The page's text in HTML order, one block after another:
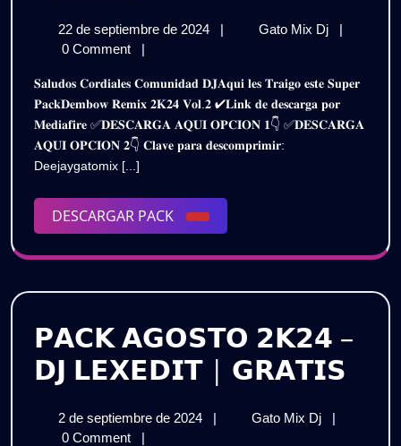
𝗥𝗘𝗠𝗜𝗫
𝟮𝗞𝟮𝟰
–
𝗩𝗢𝗟.𝟮
𝗚𝗥𝗔𝗧𝗜𝗦
22 de septiembre de 2024
22
de
2024
| Gato Mix Dj
𝗣𝗔𝗖𝗞
𝟮𝗞𝟮𝟰
–
𝗩𝗢𝗟.𝟮
|
0 Comment
|
𝐒𝐚𝐥𝐮𝐝𝐨𝐬 𝐂𝐨𝐫𝐝𝐢𝐚𝐥𝐞𝐬 𝐂𝐨𝐦𝐮𝐧𝐢𝐝𝐚𝐝 𝐃𝐉𝐀𝐪𝐮𝐢 𝐥𝐞𝐬 𝐓𝐫𝐚𝐢𝐠𝐨 𝐞𝐬𝐭𝐞 𝐒𝐮𝐩𝐞𝐫
𝐏𝐚𝐜𝐤𝐃𝐞𝐦𝐛𝐨𝐰 𝐑𝐞𝐦𝐢𝐱 𝟐𝐊𝟐𝟒 𝐕𝐨𝐥.𝟐 ✔𝐋𝐢𝐧𝐤 𝐝𝐞 𝐝𝐞𝐬𝐜𝐚𝐫𝐠𝐚 𝐩𝐨𝐫
𝐌𝐞𝐝𝐢𝐚𝐟𝐢𝐫𝐞 ✅𝐃𝐄𝐒𝐂𝐀𝐑𝐆𝐀 𝐀𝐐𝐔𝐈 𝐎𝐏𝐂𝐈𝐎𝐍 𝟏👇 ✅𝐃𝐄𝐒𝐂𝐀𝐑𝐆𝐀
𝐀𝐐𝐔𝐈 𝐎𝐏𝐂𝐈𝐎𝐍 𝟐👇 𝐂𝐥𝐚𝐯𝐞 𝐩𝐚𝐫𝐚 𝐝𝐞𝐬𝐜𝐨𝐦𝐩𝐫𝐢𝐦𝐢𝐫:
Deejaygatomix [...]
DESCARGAR PACK
DESCARGAR
PACK
𝗣𝗔𝗖𝗞 𝗔𝗚𝗢𝗦𝗧𝗢 𝟮𝗞𝟮𝟰 –
𝗗𝗝 𝗟𝗘𝗫𝗘𝗗𝗜𝗧 | 𝗚𝗥𝗔𝗧𝗜𝗦
2 de septiembre de 2024 | Gato Mix Dj
𝗣𝗔𝗖𝗞
|
0 Comment
|